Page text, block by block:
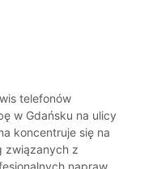
telefonów
w Gdańsku na ulicy
koncentruje się na
związanych z
napraw